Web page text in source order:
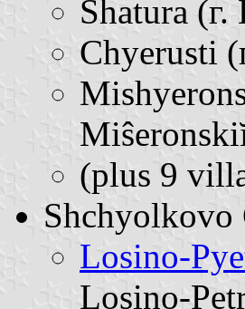
Shatura
Chyerusti
(plus 9
Losino-
Losino-